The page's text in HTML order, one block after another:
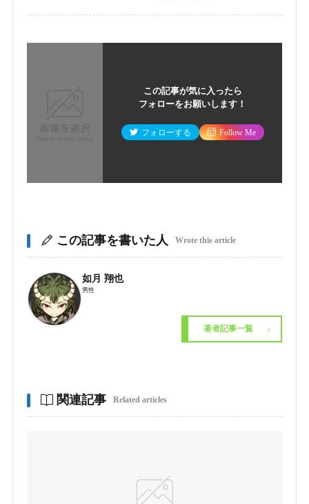
この記事が気に入ったら
フォローをお願いします！
フォローする Follow Me
この記事を書いた人 Wrote this article
如月 翔也
男性
著者記事一覧
関連記事 Related articles